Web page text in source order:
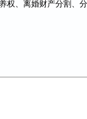
权、离婚财产分割、